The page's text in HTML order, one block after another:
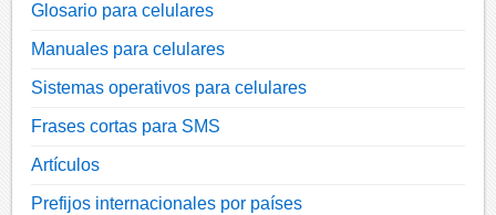
Glosario para celulares
Manuales para celulares
Sistemas operativos para celulares
Frases cortas para SMS
Artículos
Prefijos internacionales por países